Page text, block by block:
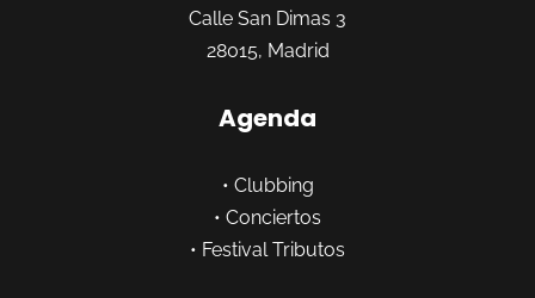
Calle San Dimas 3
28015, Madrid
Agenda
• Clubbing
• Conciertos
• Festival Tributos